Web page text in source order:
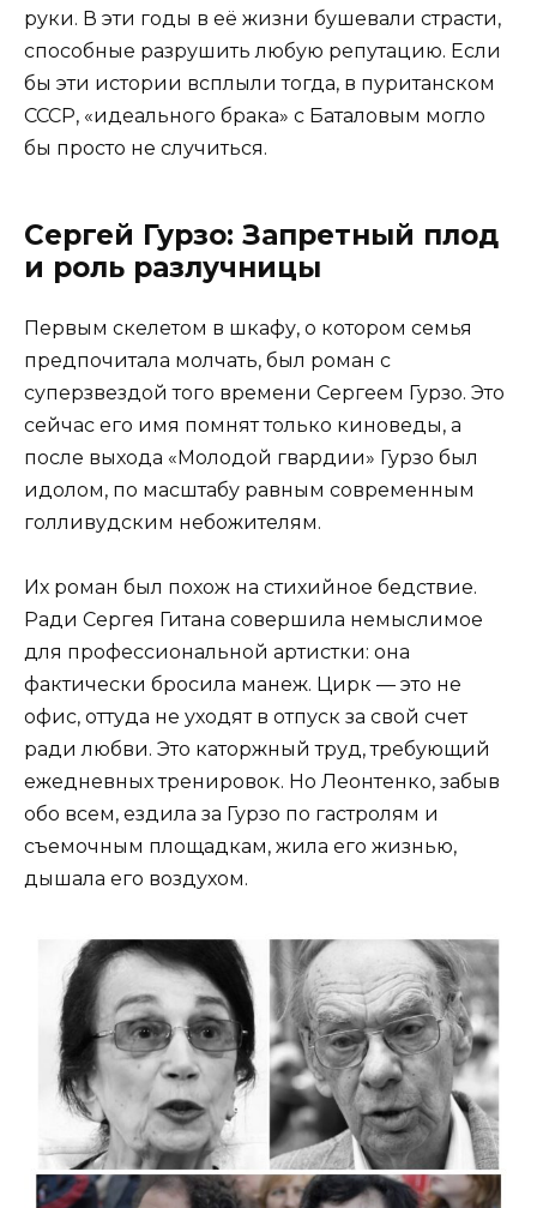
руки. В эти годы в её жизни бушевали страсти,
способные разрушить любую репутацию. Если
бы эти истории всплыли тогда, в пуританском
СССР, «идеального брака» с Баталовым могло
бы просто не случиться.
Сергей Гурзо: Запретный плод
и роль разлучницы
Первым скелетом в шкафу, о котором семья
предпочитала молчать, был роман с
суперзвездой того времени Сергеем Гурзо. Это
сейчас его имя помнят только киноведы, а
после выхода «Молодой гвардии» Гурзо был
идолом, по масштабу равным современным
голливудским небожителям.
Их роман был похож на стихийное бедствие.
Ради Сергея Гитана совершила немыслимое
для профессиональной артистки: она
фактически бросила манеж. Цирк — это не
офис, оттуда не уходят в отпуск за свой счет
ради любви. Это каторжный труд, требующий
ежедневных тренировок. Но Леонтенко, забыв
обо всем, ездила за Гурзо по гастролям и
съемочным площадкам, жила его жизнью,
дышала его воздухом.